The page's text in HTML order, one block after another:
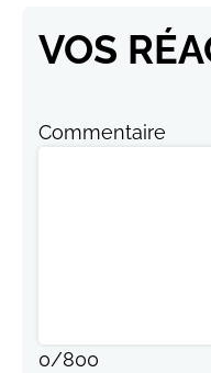
VOS
Commentaire
0/800